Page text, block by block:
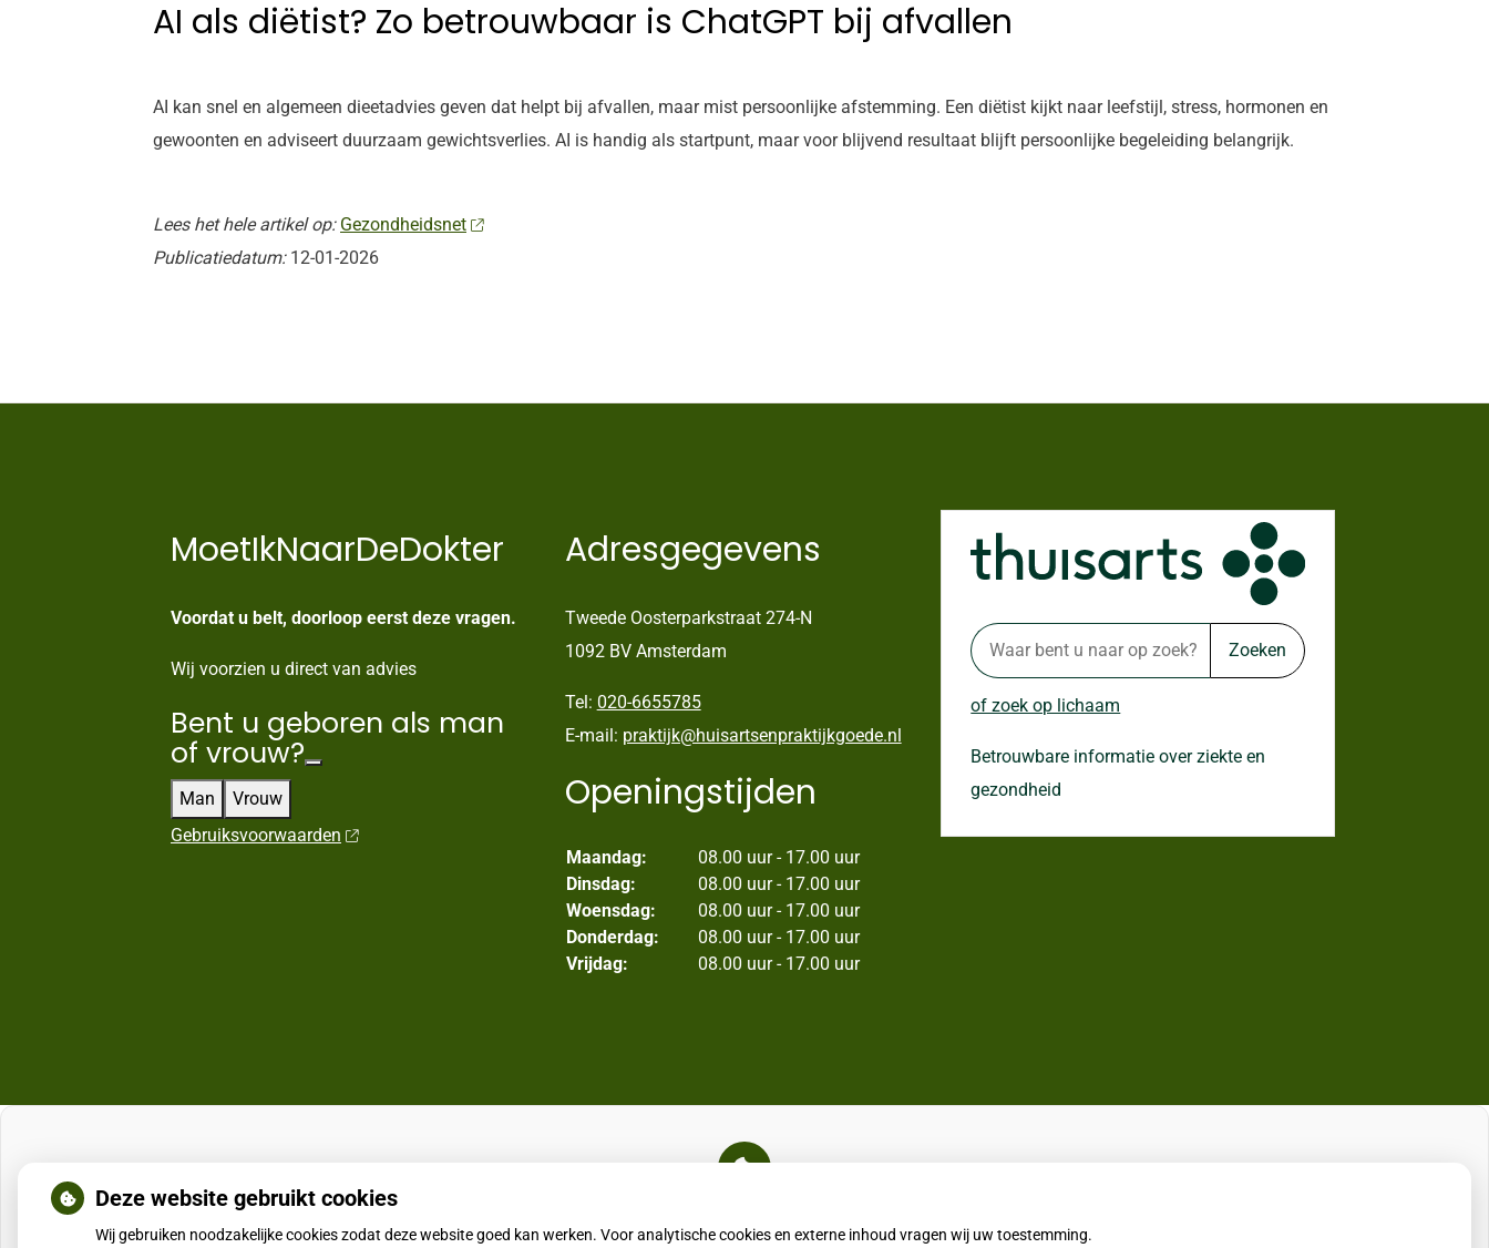
AI als diëtist? Zo betrouwbaar is ChatGPT bij afvallen
AI kan snel en algemeen dieetadvies geven dat helpt bij afvallen, maar mist persoonlijke afstemming. Een diëtist kijkt naar leefstijl, stress, hormonen en
gewoonten en adviseert duurzaam gewichtsverlies. AI is handig als startpunt, maar voor blijvend resultaat blijft persoonlijke begeleiding belangrijk.
Lees het hele artikel op: Gezondheidsnet
Publicatiedatum: 12-01-2026
MoetIkNaarDeDokter
Voordat u belt, doorloop eerst deze vragen.
Wij voorzien u direct van advies
Bent u geboren als man
of vrouw?
Man
Vrouw
Gebruiksvoorwaarden
Adresgegevens
Tweede Oosterparkstraat 274-N
1092 BV Amsterdam
Tel: 020-6655785
E-mail: praktijk@huisartsenpraktijkgoede.nl
Openingstijden
Maandag:
08.00 uur - 17.00 uur
Dinsdag:
08.00 uur - 17.00 uur
Woensdag:
08.00 uur - 17.00 uur
Donderdag:
08.00 uur - 17.00 uur
Vrijdag:
08.00 uur - 17.00 uur
Zoeken
of zoek op lichaam
Betrouwbare informatie over ziekte en
gezondheid
externe inhoud
die nodig is om dit te zien.
Deze website gebruikt cookies
Wij gebruiken noodzakelijke cookies zodat deze website goed kan werken. Voor analytische cookies en externe inhoud vragen wij uw toestemming.